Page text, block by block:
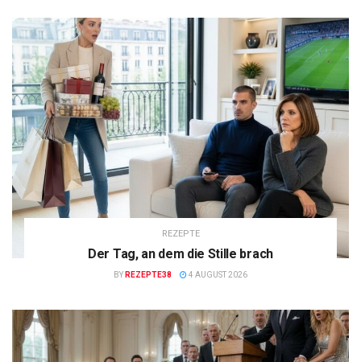
REZEPTE
Der Tag, an dem die Stille brach
BY REZEPTE38 4 AUGUST 2026